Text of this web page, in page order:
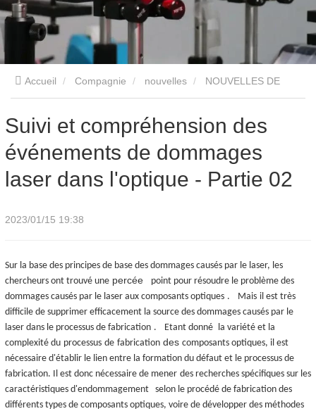
Accueil Compagnie nouvelles NOUVELLES DE
dommages laser dans l'optique - Partie 02
Suivi et compréhension des
événements de dommages
laser dans l'optique - Partie 02
2023/01/15 19:38
Sur la base des principes de base des dommages causés par le laser, les
chercheurs ont trouvé une percée
point pour résoudre le problème des
dommages causés par le laser aux composants optiques . Mais il est très
difficile de supprimer efficacement la source des dommages causés par le
laser dans le processus de fabrication . Etant donné
la variété et la
complexité du processus de fabrication des composants optiques, il est
nécessaire d'établir le lien entre la formation du défaut et le processus de
fabrication. Il est donc nécessaire de mener des recherches spécifiques sur les
caractéristiques d'endommagement selon le procédé de fabrication des
différents types de composants optiques, voire de développer des méthodes